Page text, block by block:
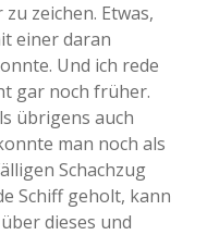
zeichen. Etwas,
einer daran
Und ich rede
gar noch früher.
übrigens auch
man noch als
Schachzug
Schiff geholt, kann
dieses und